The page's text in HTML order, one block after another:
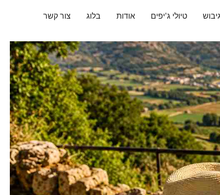
טיולי ג'יפים אודות בלוג צור קשר